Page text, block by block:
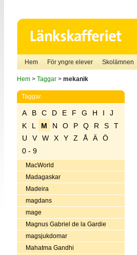
Hem För yngre elever Skolämnen
Hem> Taggar> mekanik
Taggar
A B C D E F G H I
J
K
L M N O P Q R S
T
U
V W X Y Z Å Ä
Ö
0 - 9
MacWorld
Madagaskar
Madeira
magdans
mage
Magnus Gabriel de la Gardie
magsjukdomar
Mahatma Gandhi